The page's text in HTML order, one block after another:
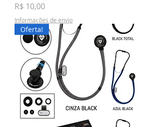
Preço
R$ 10,00
Informações de envio
Oferta!